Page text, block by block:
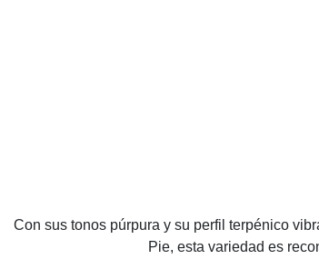
Con sus tonos púrpura y su perfil terpénico
Pie, esta variedad es